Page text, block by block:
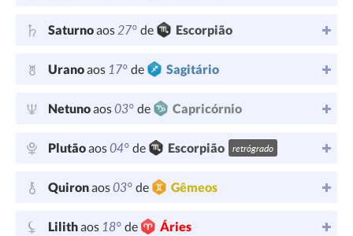
Saturnoaos27° de Escorpião
Uranoaos 17° de Sagitário
Netunoaos03° de Capricórnio
Plutãoaos04° de Escorpião retrógrado
Quironaos03° de Gêmeos
Lilithaos 18° de Áries